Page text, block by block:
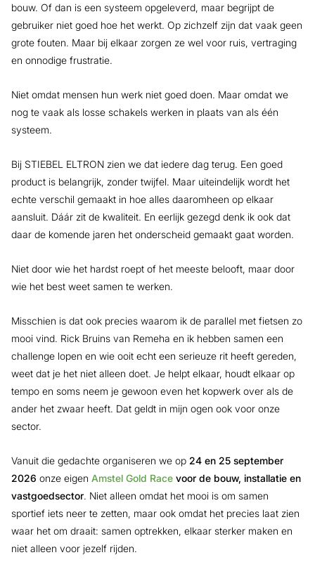
bouw. Of dan is een systeem opgeleverd, maar begrijpt de
gebruiker niet goed hoe het werkt. Op zichzelf zijn dat vaak geen
grote fouten. Maar bij elkaar zorgen ze wel voor ruis, vertraging
en onnodige frustratie.
Niet omdat mensen hun werk niet goed doen. Maar omdat we
nog te vaak als losse schakels werken in plaats van als één
systeem.
Bij STIEBEL ELTRON zien we dat iedere dag terug. Een goed
product is belangrijk, zonder twijfel. Maar uiteindelijk wordt het
echte verschil gemaakt in hoe alles daaromheen op elkaar
aansluit. Dáár zit de kwaliteit. En eerlijk gezegd denk ik ook dat
daar de komende jaren het onderscheid gemaakt gaat worden.
Niet door wie het hardst roept of het meeste belooft, maar door
wie het best weet samen te werken.
Misschien is dat ook precies waarom ik de parallel met fietsen zo
mooi vind. Rick Bruins van Remeha en ik hebben samen een
challenge lopen en wie ooit echt een serieuze rit heeft gereden,
weet dat je het niet alleen doet. Je helpt elkaar, houdt elkaar op
tempo en soms neem je gewoon even het kopwerk over als de
ander het zwaar heeft. Dat geldt in mijn ogen ook voor onze
sector.
Vanuit die gedachte organiseren we op 24 en 25 september
2026 onze eigen Amstel Gold Race voor de bouw, installatie en
vastgoedsector. Niet alleen omdat het mooi is om samen
sportief iets neer te zetten, maar ook omdat het precies laat zien
waar het om draait: samen optrekken, elkaar sterker maken en
niet alleen voor jezelf rijden.